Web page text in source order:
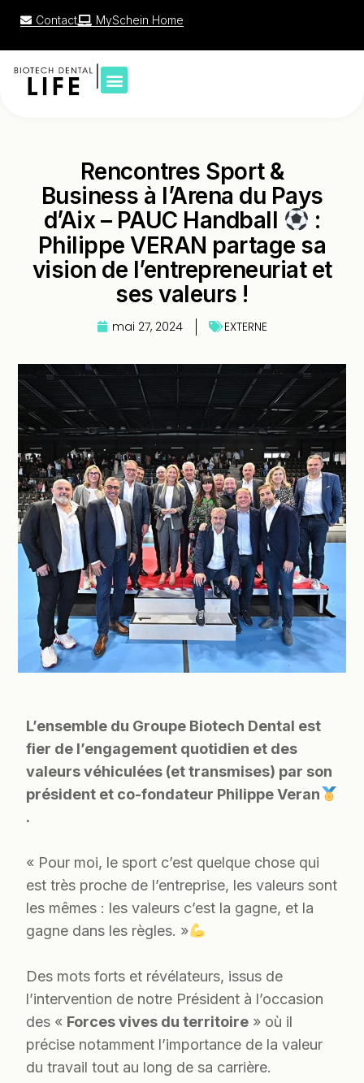
Contact MySchein Home
|
Rencontres Sport &
Business à l’Arena du Pays
d’Aix – PAUC Handball
:
Philippe VERAN partage sa
vision de l’entrepreneuriat et
ses valeurs !
mai 27, 2024 EXTERNE
L’ensemble du Groupe Biotech Dental est
fier de l’engagement quotidien et des
valeurs véhiculées (et transmises) par son
président et co-fondateur Philippe Veran
.
« Pour moi, le sport c’est quelque chose qui
est très proche de l’entreprise, les valeurs sont
les mêmes : les valeurs c’est la gagne, et la
gagne dans les règles. »
Des mots forts et révélateurs, issus de
l’intervention de notre Président à l’occasion
des « Forces vives du territoire » où il
précise notamment l’importance de la valeur
du travail tout au long de sa carrière.